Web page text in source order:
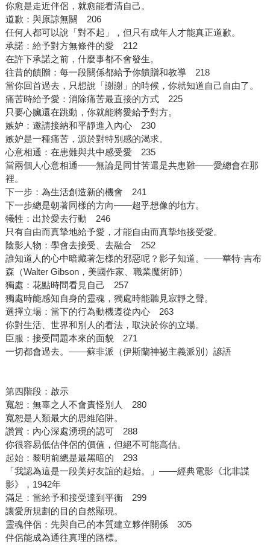
你愈是走近伴侶，就愈能看清自己。
道歉：與原諒無關 206
任何人都可以說「對不起」，但只有成年人才能真正道歉。
承諾：給予對方無條件的愛 212
在許下承諾之前，什麼事都不會發生。
往昔的饋贈：每一段關係都給予你饋贈和教導 218
當你回首過去，只想說「謝謝」的時候，你就知道自己自由了。
痛苦時給予愛：消除痛苦最直接的方式 225
只要心臟還在跳動，你就能將愛給予對方。
嫉妒：邀請接納和平靜進入內心 230
嫉妒是一種痛苦，源於對特別感的渴求。
心意相通：在患難與共中感受愛 235
當兩個人心意相通——無論是同甘苦還是共患難——愛總會在那
裡。
下一步：為生活創造新的機會 241
下一步總是朝著同樣的方向——超乎想像的地方。
犧牲：出於愛去行動 246
只有自由而真摯地給予愛，才能自由而真摯地接受愛。
陰影人物：學會去接受、去融合 252
誰知道人的心中暗藏著怎樣的邪惡呢？影子知道。——華特·吉布
森（Walter Gibson，美國作家、職業魔術師）
獨處：花點時間看見自己 257
獨處時能感知自身的靈魂，獨處時能聽見寂靜之聲。
選擇立場：當下的行為動機遵從內心 263
你對生活、世界和別人的看法，取決於你的立場。
臣服：接受問題本來的面貌 271
一切都會過去。——蘇非派（伊斯蘭神祕主義派別）諺語
第四階段：啟示
寬恕：無辜之人不會責怪別人 280
寬恕是人類最大的思維陷阱。
讚賞：內心深處湧現的認可 288
你很容易低估伴侶的價值，但絕不可能高估。
起始：黎明前總是最黑暗的 293
「我認為這是一段美好友誼的起始。」——經典電影《北非諜
影》，1942年
滿足：當給予和接受達到平衡 299
讓愛所規劃的目的自然顯現。
靈魂伴侶：先與自己的本質建立夥伴關係 305
伴侶能成為通往真理的路標。